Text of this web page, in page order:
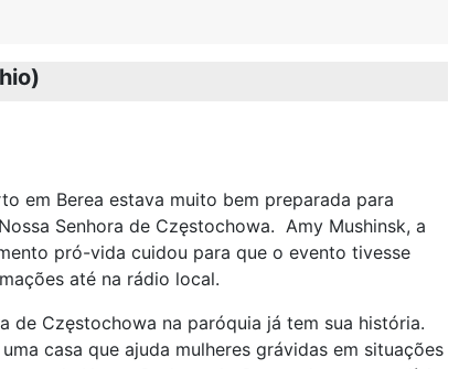
em Berea estava muito bem preparada para
Senhora de Częstochowa. Amy Mushinsk, a
pró-vida cuidou para que o evento tivesse
até na rádio local.
de Częstochowa na paróquia já tem sua história.
casa que ajuda mulheres grávidas em situações